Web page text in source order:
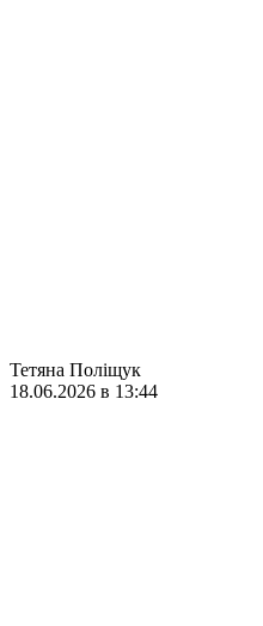
Тетяна Поліщук
18.06.2026 в 13:44